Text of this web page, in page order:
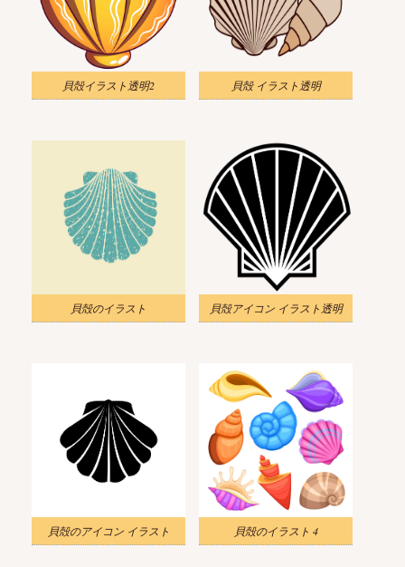
貝殻イラスト透明2 貝殻 イラスト透明
貝殻のイラスト 貝殻アイコン イラスト透明
貝殻のアイコン イラスト 貝殻のイラスト 4